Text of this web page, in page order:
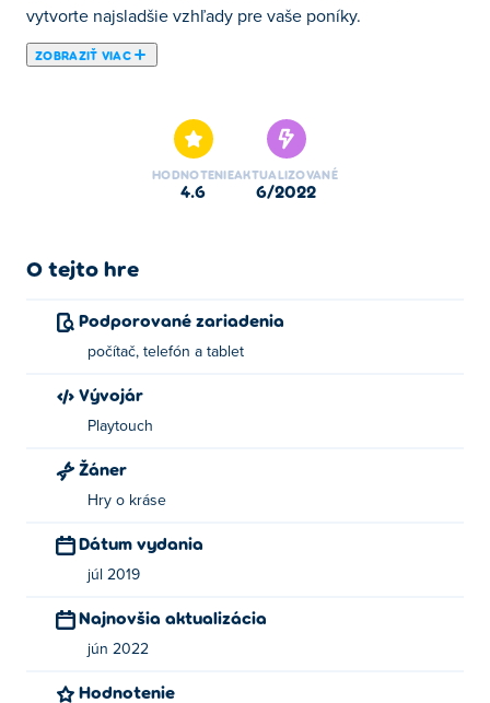
vytvorte najsladšie vzhľady pre vaše poníky.
ZOBRAZIŤ VIAC
HODNOTENIE
4.6
AKTUALIZOVANÉ
6/2022
O tejto hre
Podporované zariadenia
počítač, telefón a tablet
Vývojár
Playtouch
Žáner
Hry o kráse
Dátum vydania
júl 2019
Najnovšia aktualizácia
jún 2022
Hodnotenie